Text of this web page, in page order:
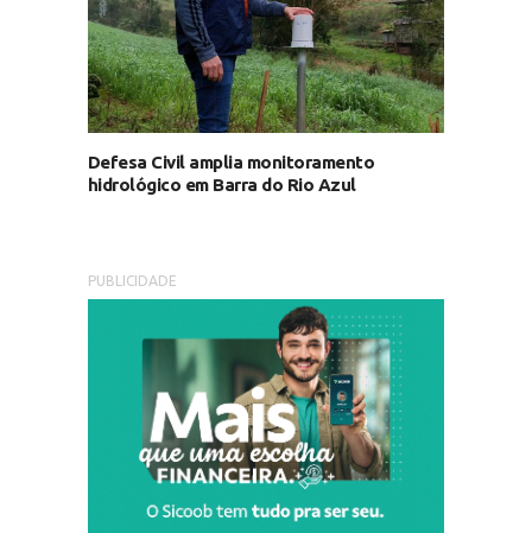
Defesa Civil amplia monitoramento
hidrológico em Barra do Rio Azul
PUBLICIDADE